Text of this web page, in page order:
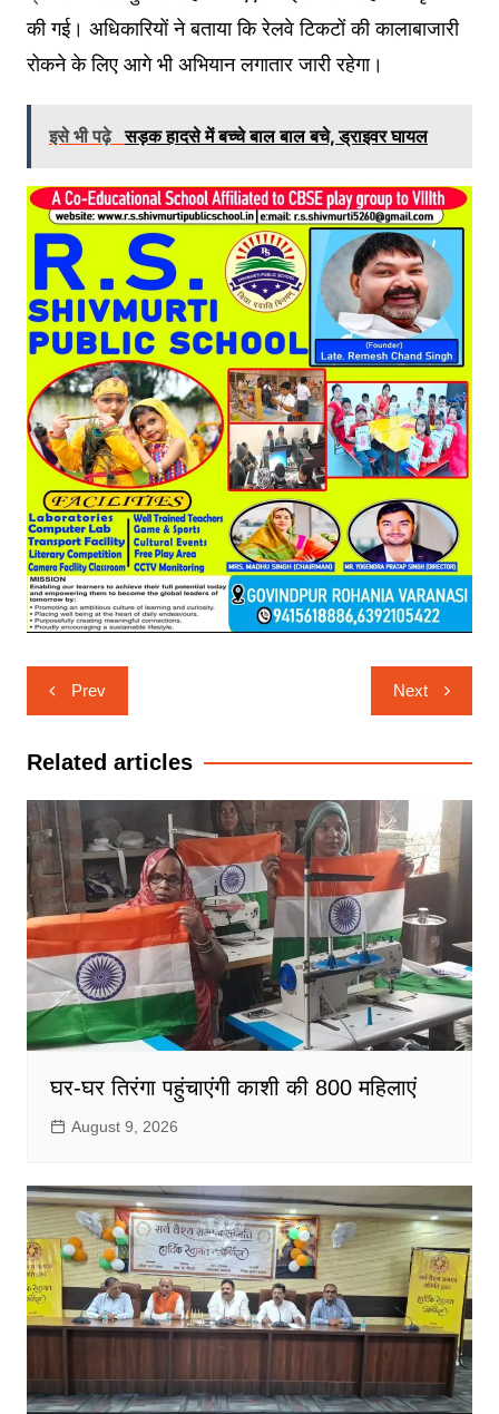
की गई। अधिकारियों ने बताया कि रेलवे टिकटों की कालाबाजारी
रोकने के लिए आगे भी अभियान लगातार जारी रहेगा।
इसे भी पढ़े सड़क हादसे में बच्चे बाल बाल बचे, ड्राइवर घायल
Post
navigation
Prev Next
Related articles
घर-घर तिरंगा पहुंचाएंगी काशी की 800 महिलाएं
August 9, 2026